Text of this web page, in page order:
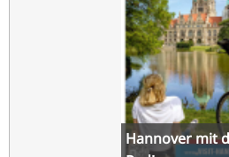
Hannover mit